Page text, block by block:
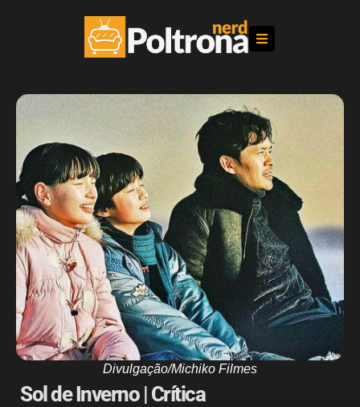
Divulgação/Michiko Filmes
Sol de Inverno | Crítica